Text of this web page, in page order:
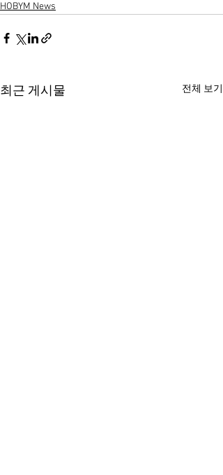
HOBYM News
최근 게시물 전체 보기